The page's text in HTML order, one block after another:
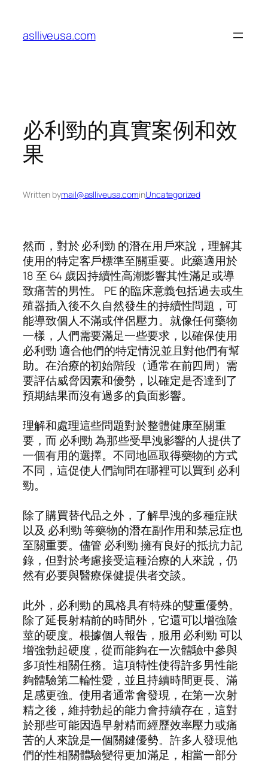
content
aslliveusa.com
必利勁的真實案例和效
果
Written bymail@aslliveusa.cominUncategorized
然而，對於 必利勁 的潛在用戶來說，理解其
使用的特定客戶標準至關重要。此藥適用於
18 至 64 歲因持續性高潮影響其性滿足或導
致痛苦的男性。 PE 的臨床意義包括過去或生
殖器插入後不久自然發生的持續性問題，可
能導致個人不滿或伴侶壓力。就像任何藥物
一樣，人們需要滿足一些要求，以確保使用
必利勁 適合他們的特定情況並且對他們有幫
助。在治療的初始階段（通常在前四周）需
要評估威脅因素和優勢，以確定是否達到了
預期結果而沒有過多的負面影響。
理解和處理這些問題對於整體健康至關重
要，而 必利勁 為那些受早洩影響的人提供了
一個有用的選擇。不同地區取得藥物的方式
不同，這促使人們詢問在哪裡可以買到 必利
勁。
除了購買替代品之外，了解早洩的多種症狀
以及 必利勁 等藥物的潛在副作用和禁忌症也
至關重要。儘管 必利勁 擁有良好的抵抗力記
錄，但對於考慮接受這種治療的人來說，仍
然有必要與醫療保健提供者交談。
此外，必利勁 的風格具有特殊的雙重優勢。
除了延長射精前的時間外，它還可以增強陰
莖的硬度。根據個人報告，服用 必利勁 可以
增強勃起硬度，從而能夠在一次體驗中參與
多項性相關任務。這項特性使得許多男性能
夠體驗第二輪性愛，並且持續時間更長、滿
足感更強。使用者通常會發現，在第一次射
精之後，維持勃起的能力會持續存在，這對
於那些可能因過早射精而經歷效率壓力或痛
苦的人來說是一個關鍵優勢。許多人發現他
們的性相關體驗變得更加滿足，相當一部分